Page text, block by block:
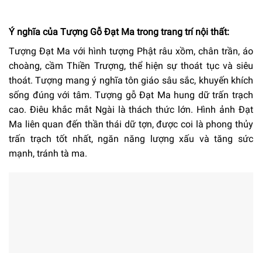
Ý nghĩa của Tượng Gỗ Đạt Ma trong trang trí nội thất:
Tượng Đạt Ma với hình tượng Phật râu xồm, chân trần, áo
choàng, cầm Thiền Trượng, thể hiện sự thoát tục và siêu
thoát. Tượng mang ý nghĩa tôn giáo sâu sắc, khuyến khích
sống đúng với tâm. Tượng gỗ Đạt Ma hung dữ trấn trạch
cao. Điêu khắc mắt Ngài là thách thức lớn. Hình ảnh Đạt
Ma liên quan đến thần thái dữ tợn, được coi là phong thủy
trấn trạch tốt nhất, ngăn năng lượng xấu và tăng sức
mạnh, tránh tà ma.